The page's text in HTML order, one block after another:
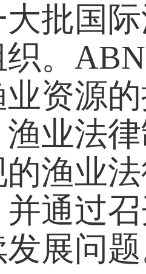
大批国
。
业资源
渔业法
渔业
通过
发展问